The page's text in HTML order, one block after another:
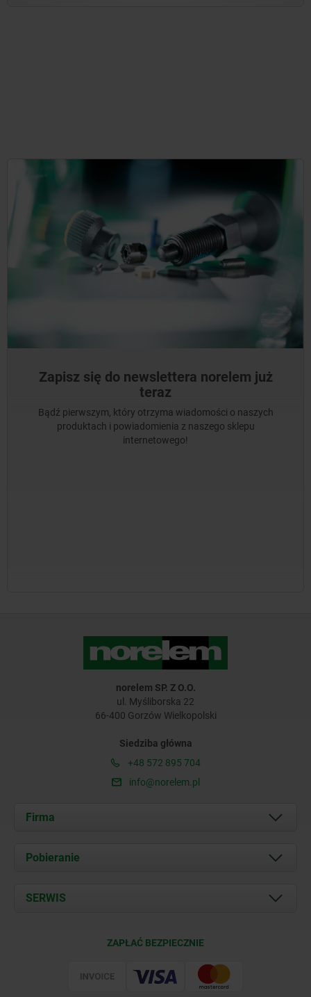
Zapisz się do newslettera norelem już
teraz
Bądź pierwszym, który otrzyma wiadomości o naszych
produktach i powiadomienia z naszego sklepu
internetowego!
norelem SP. Z O.O.
ul. Myśliborska 22
66-400 Gorzów Wielkopolski
Siedziba główna
+48 572 895 704
info@norelem.pl
Firma
O nas
Kontakt
Pobieranie
Documents
SERWIS
ZAPŁAĆ BEZPIECZNIE